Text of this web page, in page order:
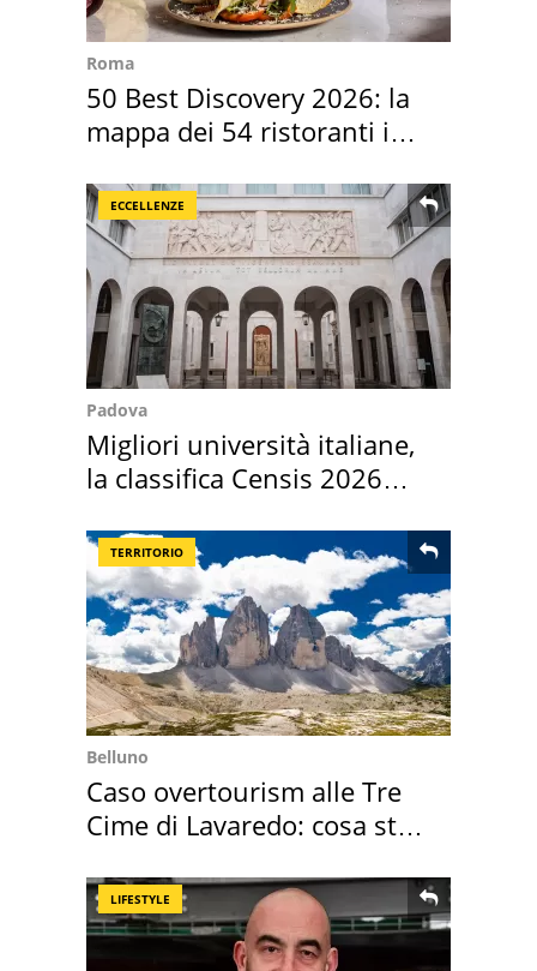
Roma
50 Best Discovery 2026: la
mappa dei 54 ristoranti in
ECCELLENZE
Padova
Migliori università italiane,
la classifica Censis 2026
TERRITORIO
Belluno
Caso overtourism alle Tre
Cime di Lavaredo: cosa sta
LIFESTYLE